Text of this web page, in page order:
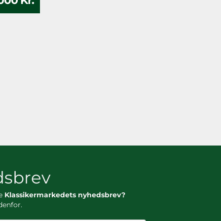
Klassikermarkedets nyhedsbrev?